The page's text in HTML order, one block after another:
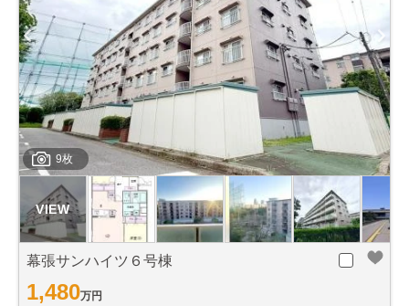
9枚
幕張サンハイツ６号棟
1,480万円